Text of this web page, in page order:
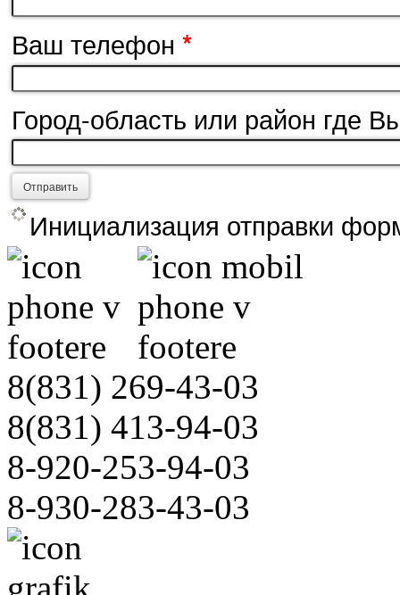
Ваш телефон *
Город-область или район где
Отправить
Инициализация отправки
8(831) 269-43-03
8(831) 413-94-03
8-920-253-94-03
8-930-283-43-03